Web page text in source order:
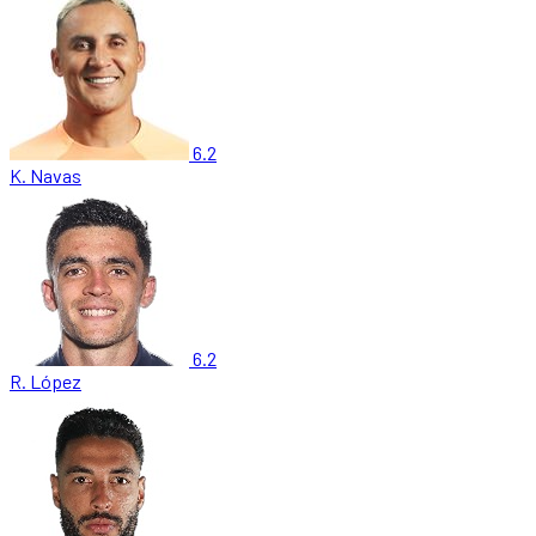
6.2
K. Navas
6.2
R. López